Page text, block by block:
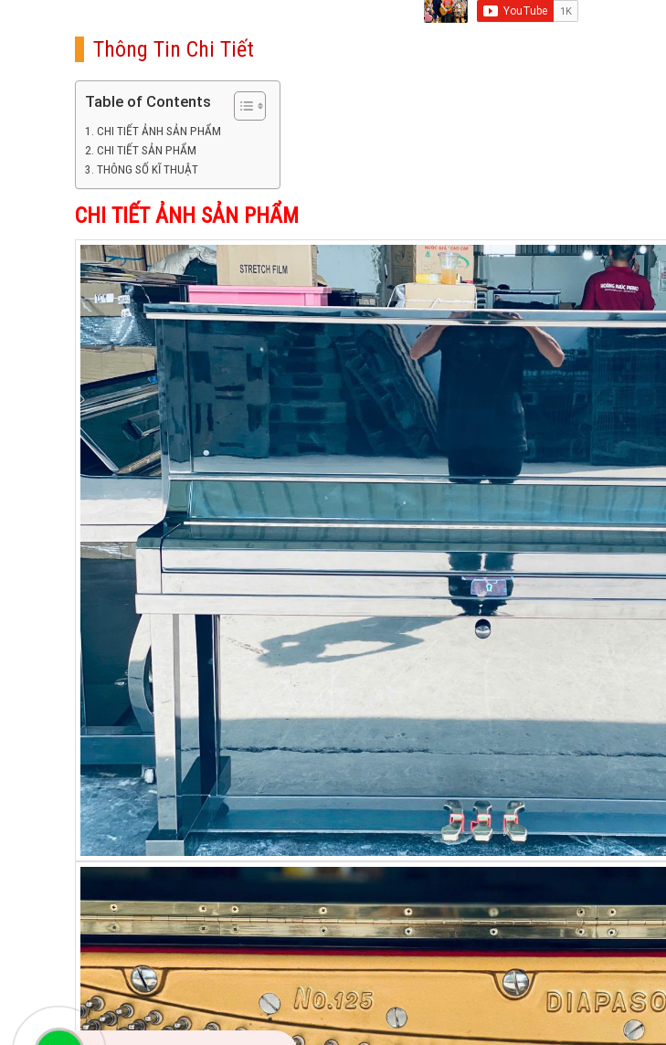
Thông Tin Chi Tiết
Table of Contents
CHI TIẾT ẢNH SẢN PHẨM
CHI TIẾT SẢN PHẨM
THÔNG SỐ KĨ THUẬT
CHI TIẾT ẢNH SẢN PHẨM